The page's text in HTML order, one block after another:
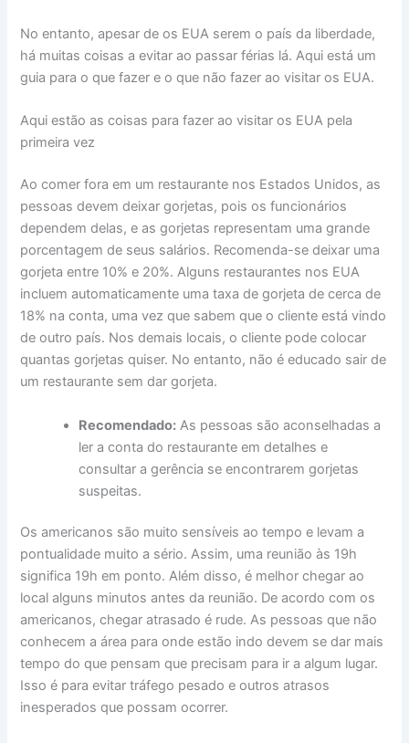
No entanto, apesar de os EUA serem o país da liberdade,
há muitas coisas a evitar ao passar férias lá. Aqui está um
guia para o que fazer e o que não fazer ao visitar os EUA.
Aqui estão as coisas para fazer ao visitar os EUA pela
primeira vez
Ao comer fora em um restaurante nos Estados Unidos, as
pessoas devem deixar gorjetas, pois os funcionários
dependem delas, e as gorjetas representam uma grande
porcentagem de seus salários. Recomenda-se deixar uma
gorjeta entre 10% e 20%. Alguns restaurantes nos EUA
incluem automaticamente uma taxa de gorjeta de cerca de
18% na conta, uma vez que sabem que o cliente está vindo
de outro país. Nos demais locais, o cliente pode colocar
quantas gorjetas quiser. No entanto, não é educado sair de
um restaurante sem dar gorjeta.
Recomendado: As pessoas são aconselhadas a
ler a conta do restaurante em detalhes e
consultar a gerência se encontrarem gorjetas
suspeitas.
Os americanos são muito sensíveis ao tempo e levam a
pontualidade muito a sério. Assim, uma reunião às 19h
significa 19h em ponto. Além disso, é melhor chegar ao
local alguns minutos antes da reunião. De acordo com os
americanos, chegar atrasado é rude. As pessoas que não
conhecem a área para onde estão indo devem se dar mais
tempo do que pensam que precisam para ir a algum lugar.
Isso é para evitar tráfego pesado e outros atrasos
inesperados que possam ocorrer.